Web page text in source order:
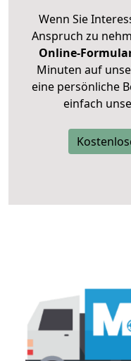
Wenn Sie
Anspruch zu
Online-
Minuten auf
eine persönliche
einfach